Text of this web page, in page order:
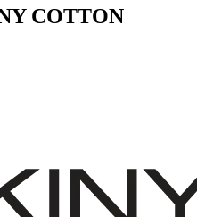
COTTON